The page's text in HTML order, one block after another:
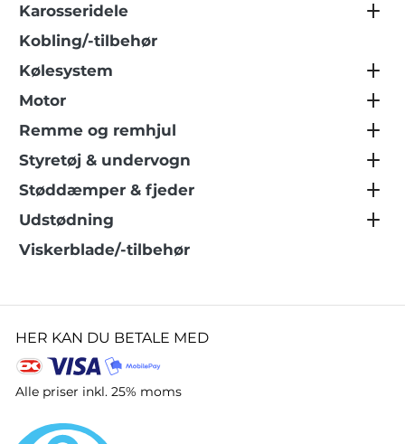
Karosseridele
Kobling/-tilbehør
Kølesystem
Motor
Remme og remhjul
Styretøj & undervogn
Støddæmper & fjeder
Udstødning
Viskerblade/-tilbehør
HER KAN DU BETALE MED
Alle priser inkl. 25% moms